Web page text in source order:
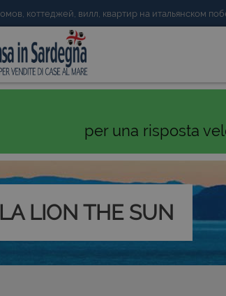
коттеджей, вилл, квартир на итальянском
per una risposta
LION THE SUN